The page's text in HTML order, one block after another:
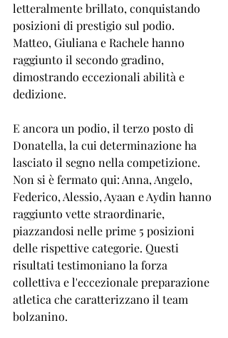
letteralmente brillato, conquistando
posizioni di prestigio sul podio.
Matteo, Giuliana e Rachele hanno
raggiunto il secondo gradino,
dimostrando eccezionali abilità e
dedizione.
E ancora un podio, il terzo posto di
Donatella, la cui determinazione ha
lasciato il segno nella competizione.
Non si è fermato qui: Anna, Angelo,
Federico, Alessio, Ayaan e Aydin hanno
raggiunto vette straordinarie,
piazzandosi nelle prime 5 posizioni
delle rispettive categorie. Questi
risultati testimoniano la forza
collettiva e l'eccezionale preparazione
atletica che caratterizzano il team
bolzanino.